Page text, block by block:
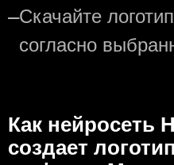
—Скачайте
согласно
Как нейросеть
создаeт